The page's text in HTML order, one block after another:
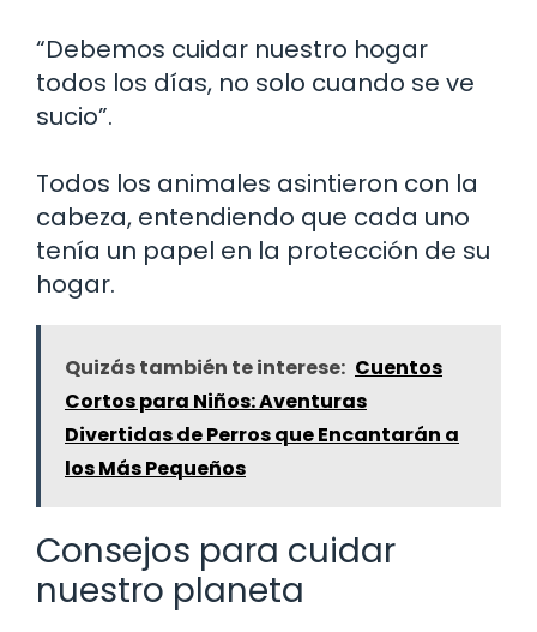
“Debemos cuidar nuestro hogar
todos los días, no solo cuando se ve
sucio”.
Todos los animales asintieron con la
cabeza, entendiendo que cada uno
tenía un papel en la protección de su
hogar.
Quizás también te interese: Cuentos
Cortos para Niños: Aventuras
Divertidas de Perros que Encantarán a
los Más Pequeños
Consejos para cuidar
nuestro planeta